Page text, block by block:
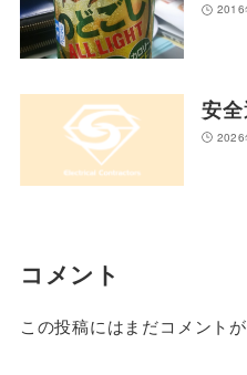
2016
安
2026
コメント
この投稿にはまだコメントが